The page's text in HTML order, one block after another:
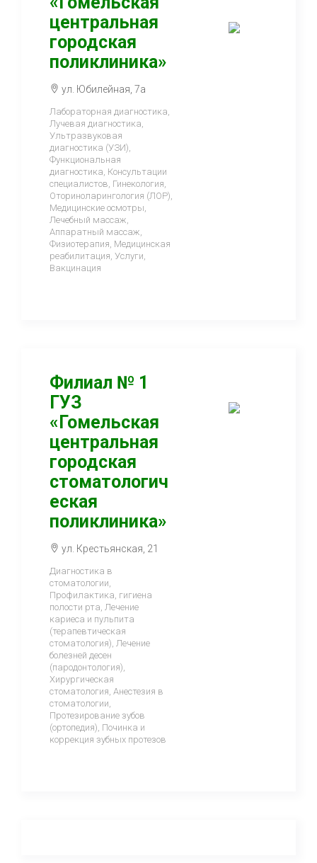
центральная
городская
поликлиника»
ул. Юбилейная, 7а
Лабораторная диагностика,
Лучевая диагностика,
Ультразвуковая
диагностика (УЗИ),
Функциональная
диагностика, Консультации
специалистов, Гинекология,
Оториноларингология (ЛОР),
Медицинские осмотры,
Лечебный массаж,
Аппаратный массаж,
Физиотерапия, Медицинская
реабилитация, Услуги,
Вакцинация
Филиал № 1
ГУЗ
«Гомельская
центральная
городская
стоматологич
еская
поликлиника»
ул. Крестьянская, 21
Диагностика в
стоматологии,
Профилактика, гигиена
полости рта, Лечение
кариеса и пульпита
(терапевтическая
стоматология), Лечение
болезней десен
(пародонтология),
Хирургическая
стоматология, Анестезия в
стоматологии,
Протезирование зубов
(ортопедия), Починка и
коррекция зубных протезов